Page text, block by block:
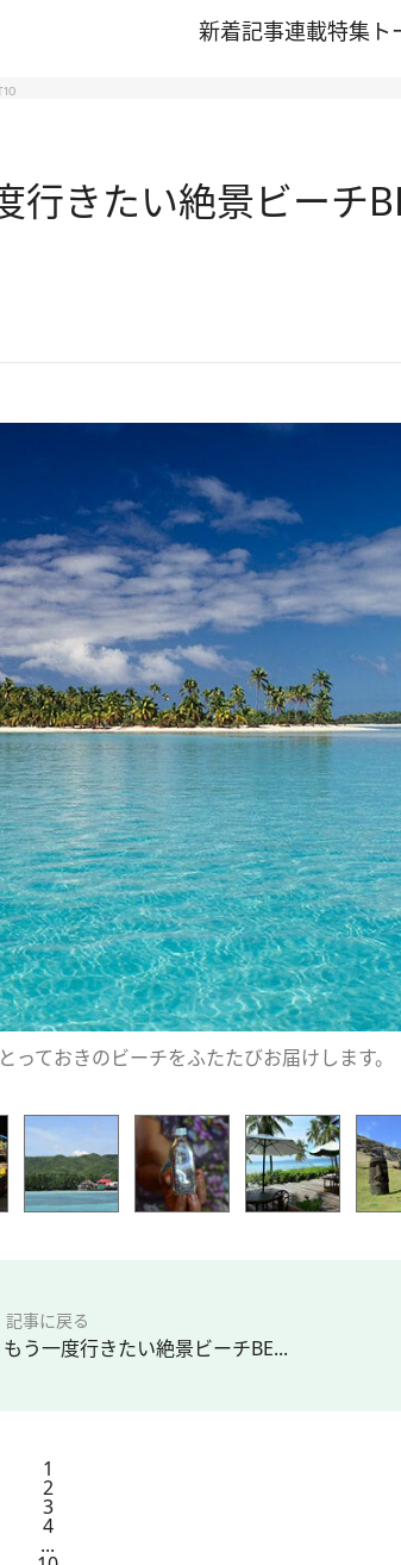
新着記事連載特集
行きたい絶景ビーチ
っておきのビーチをふたたびお届けします。
記事に戻る
う一度行きたい絶景ビーチBE...
1
2
3
4
...